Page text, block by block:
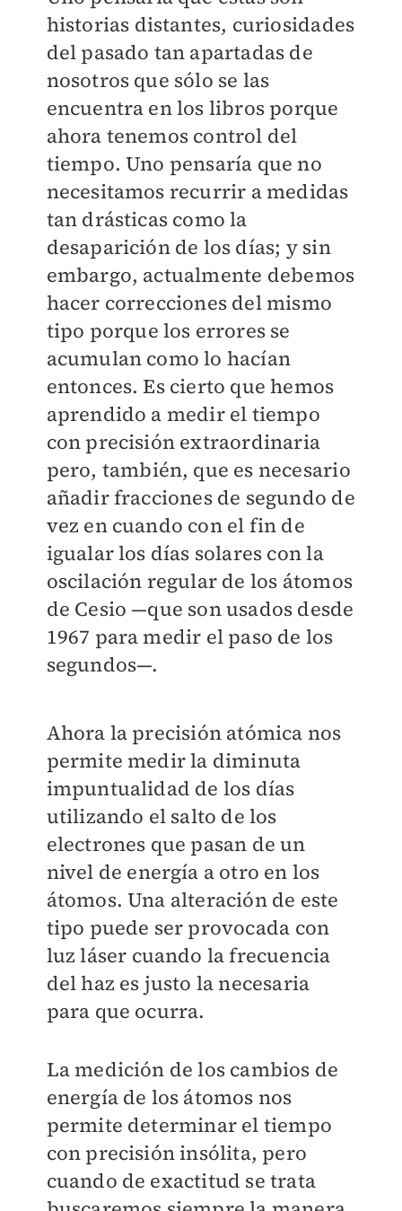
historias distantes, curiosidades
del pasado tan apartadas de
nosotros que sólo se las
encuentra en los libros porque
ahora tenemos control del
tiempo. Uno pensaría que no
necesitamos recurrir a medidas
tan drásticas como la
desaparición de los días; y sin
embargo, actualmente debemos
hacer correcciones del mismo
tipo porque los errores se
acumulan como lo hacían
entonces. Es cierto que hemos
aprendido a medir el tiempo
con precisión extraordinaria
pero, también, que es necesario
añadir fracciones de segundo de
vez en cuando con el fin de
igualar los días solares con la
oscilación regular de los átomos
de Cesio —que son usados desde
1967 para medir el paso de los
segundos—.
Ahora la precisión atómica nos
permite medir la diminuta
impuntualidad de los días
utilizando el salto de los
electrones que pasan de un
nivel de energía a otro en los
átomos. Una alteración de este
tipo puede ser provocada con
luz láser cuando la frecuencia
del haz es justo la necesaria
para que ocurra.
La medición de los cambios de
energía de los átomos nos
permite determinar el tiempo
con precisión insólita, pero
cuando de exactitud se trata